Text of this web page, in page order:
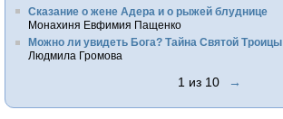
Сказание о жене Адера и о рыжей блуднице
Монахиня Евфимия Пащенко
Можно ли увидеть Бога? Тайна Святой Троицы
Людмила Громова
1 из 10 →